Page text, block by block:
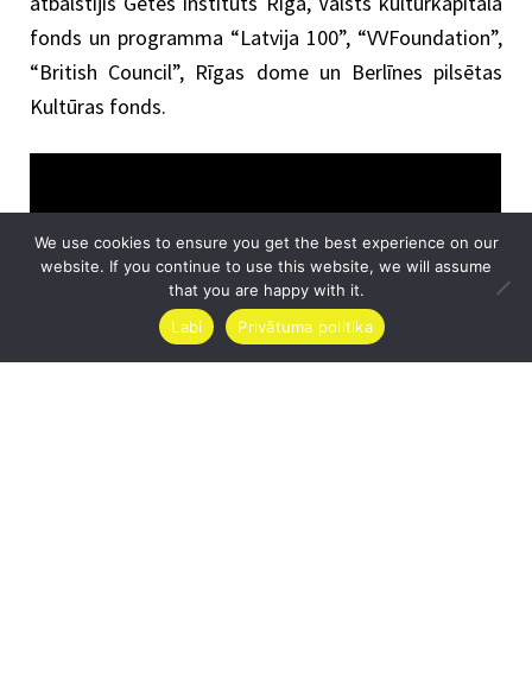
fonds un programma “Latvija 100”, “VVFoundation”,
“British Council”, Rīgas dome un Berlīnes pilsētas
Kultūras fonds.
We use cookies to ensure you get the best experience on our
website. If you continue to use this website, we will assume
that you are happy with it.
Labi
Privātuma politika